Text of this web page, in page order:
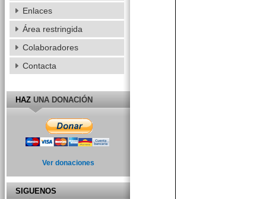
Enlaces
Área restringida
Colaboradores
Contacta
HAZUNA DONACIÓN
Ver donaciones
SIGUENOS